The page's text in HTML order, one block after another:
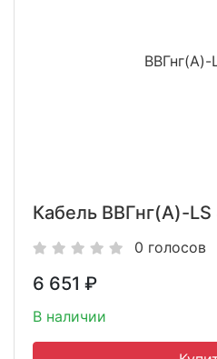
Кабель ВВГнг(A)-
0 голосов
6 651 ₽
В наличии